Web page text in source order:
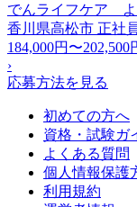
でんライフケア よ
香川県高松市 正社
184,000円〜202,500
›
応募方法を見る
初めての方へ
資格・試験ガ
よくある質問
個人情報保護
利用規約